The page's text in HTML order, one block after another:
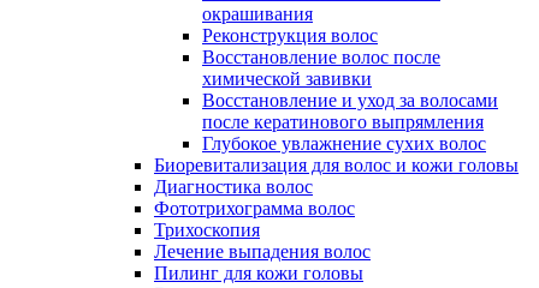
окрашивания
Реконструкция волос
Восстановление волос после
химической завивки
Восстановление и уход за волосами
после кератинового выпрямления
Глубокое увлажнение сухих волос
Биоревитализация для волос и кожи головы
Диагностика волос
Фототрихограмма волос
Трихоскопия
Лечение выпадения волос
Пилинг для кожи головы